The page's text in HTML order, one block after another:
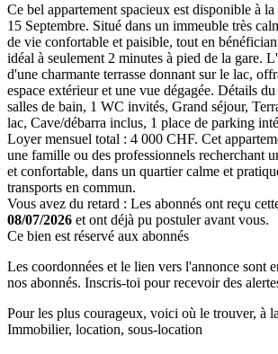
Ce bel appartement spacieux est disponible à
15 Septembre. Situé dans un immeuble très
de vie confortable et paisible, tout en
idéal à seulement 2 minutes à pied de la gare.
d'une charmante terrasse donnant sur le lac,
espace extérieur et une vue dégagée. Détails
salles de bain, 1 WC invités, Grand séjour,
lac, Cave/débarra inclus, 1 place de parking
Loyer mensuel total : 4 000 CHF. Cet
une famille ou des professionnels recherchant
et confortable, dans un quartier calme et
transports en commun.
Vous avez du retard : Les abonnés ont reçu
08/07/2026 et ont déjà pu postuler avant vous.
Ce bien est réservé aux abonnés
Les coordonnées et le lien vers l'annonce sont
nos abonnés. Inscris-toi pour recevoir des
Pour les plus courageux, voici où le trouver, à
Immobilier, location, sous-location